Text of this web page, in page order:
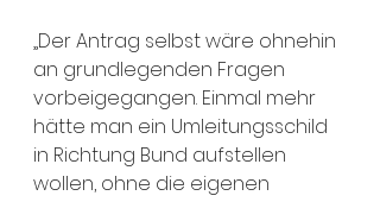
„Der Antrag selbst wäre ohnehin
an grundlegenden Fragen
vorbeigegangen. Einmal mehr
hätte man ein Umleitungsschild
in Richtung Bund aufstellen
wollen, ohne die eigenen